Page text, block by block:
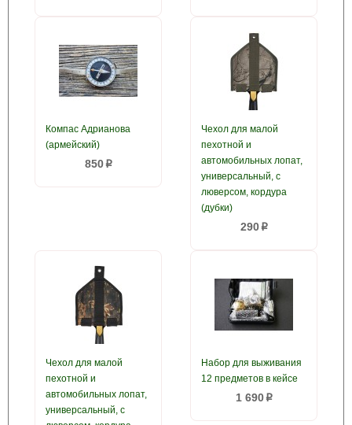
Компас Адрианова
(армейский)
850p
Чехол для малой
пехотной и
автомобильных лопат,
универсальный, с
люверсом, кордура
(дубки)
290p
Чехол для малой
пехотной и
автомобильных лопат,
универсальный, с
Набор для выживания
12 предметов в кейсе
1 690p